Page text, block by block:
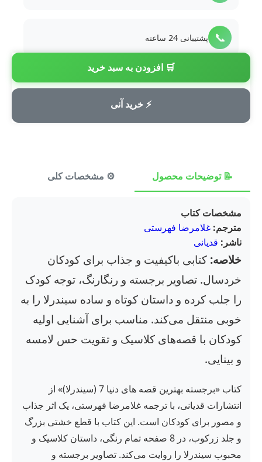
🛒 افزودن به سبد خرید
⚡ خرید آنی
📞 پشتیبانی 24 ساعته
💳 پرداخت امن
📝 توضیحات محصول ⚙️ مشخصات کلی
مشخصات کتاب
مترجم: غلامرضا فهرستی
ناشر: قدیانی
خلاصه: کتابی باکیفیت و جذاب برای کودکان
خردسال. تصاویر برجسته و رنگارنگ، توجه کودک
را جلب کرده و داستان کوتاه و ساده سیندرلا را به
خوبی منتقل می‌کند. مناسب برای آشنایی اولیه
کودکان با قصه‌های کلاسیک و تقویت حس لامسه
و بینایی.
کتاب «برجسته بهترین قصه های دنیا 7 (سیندرلا)» از
انتشارات قدیانی، با ترجمه غلامرضا فهرستی، یک اثر جذاب
و مصور برای کودکان است. این کتاب با قطع خشتی بزرگ
و جلد زرکوب، در 8 صفحه تمام رنگی، داستان کلاسیک و
محبوب سیندرلا را روایت می‌کند. تصاویر برجسته و